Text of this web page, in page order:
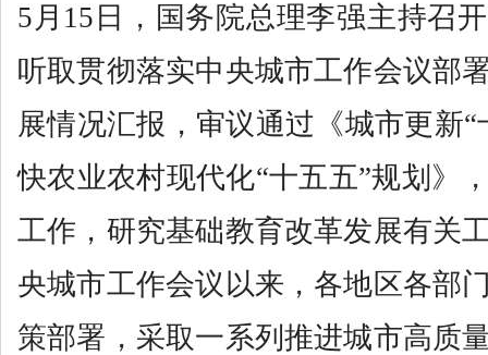
5月15日，国务院总理李强主持召
听取贯彻落实中央城市工作会议部
展情况汇报，审议通过《城市更新
快农业农村现代化“十五五”规划》
工作，研究基础教育改革发展有关
央城市工作会议以来，各地区各部
策部署，采取一系列推进城市高质